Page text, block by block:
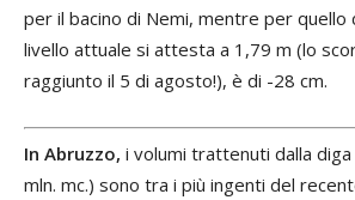
per il bacino di Nemi, mentre per quello
livello attuale si attesta a 1,79 m (lo
raggiunto il 5 di agosto!), è di -28 cm.
In Abruzzo, i volumi trattenuti dalla diga
mln. mc.) sono tra i più ingenti del